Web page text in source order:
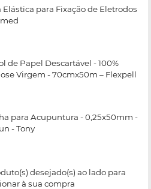
Elástica para Fixação de Eletrodos
de Papel Descartável - 100%
Virgem - 70cmx50m – Flexpell
para Acupuntura - 0,25x50mm -
- Tony
desejado(s) ao lado para
à sua compra